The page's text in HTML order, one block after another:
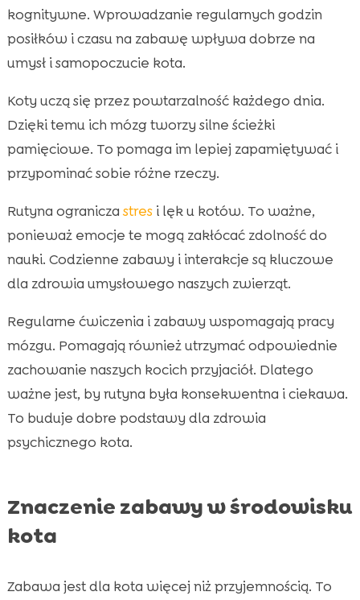
kognitywne. Wprowadzanie regularnych godzin
posiłków i czasu na zabawę wpływa dobrze na
umysł i samopoczucie kota.
Koty uczą się przez powtarzalność każdego dnia.
Dzięki temu ich mózg tworzy silne ścieżki
pamięciowe. To pomaga im lepiej zapamiętywać i
przypominać sobie różne rzeczy.
Rutyna ogranicza stresi lęk u kotów. To ważne,
ponieważ emocje te mogą zakłócać zdolność do
nauki. Codzienne zabawy i interakcje są kluczowe
dla zdrowia umysłowego naszych zwierząt.
Regularne ćwiczenia i zabawy wspomagają pracy
mózgu. Pomagają również utrzymać odpowiednie
zachowanie naszych kocich przyjaciół. Dlatego
ważne jest, by rutyna była konsekwentna i ciekawa.
To buduje dobre podstawy dla zdrowia
psychicznego kota.
Znaczenie zabawy w środowisku
kota
Zabawa jest dla kota więcej niż przyjemnością. To